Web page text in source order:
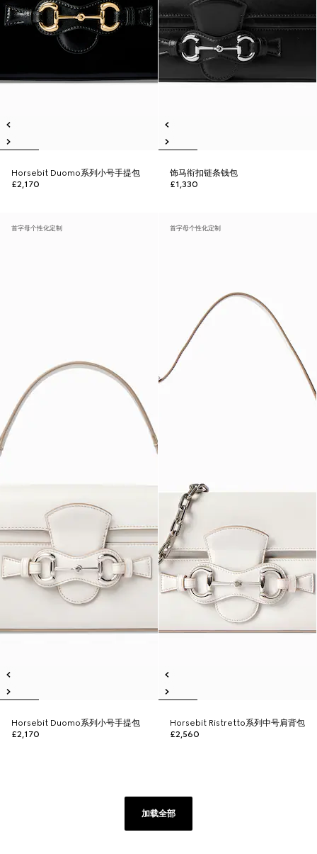
Horsebit Duomo系列小号手提包
£2,170
饰马衔扣链条钱包
£1,330
首字母个性化定制
Horsebit Duomo系列小号手提包
£2,170
首字母个性化定制
Horsebit Ristretto系列中号肩背包
£2,560
加载全部